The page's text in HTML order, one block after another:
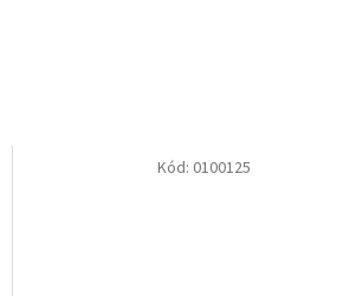
Kód: 0100125